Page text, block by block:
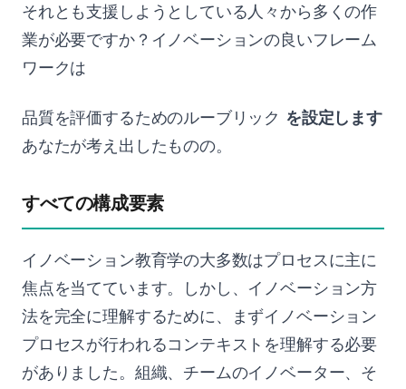
それとも支援しようとしている人々から多くの作
業が必要ですか？イノベーションの良いフレーム
ワークは
品質を評価するためのルーブリック を設定します
あなたが考え出したものの。
すべての構成要素
イノベーション教育学の大多数はプロセスに主に
焦点を当てています。しかし、イノベーション方
法を完全に理解するために、まずイノベーション
プロセスが行われるコンテキストを理解する必要
がありました。組織、チームのイノベーター、そ